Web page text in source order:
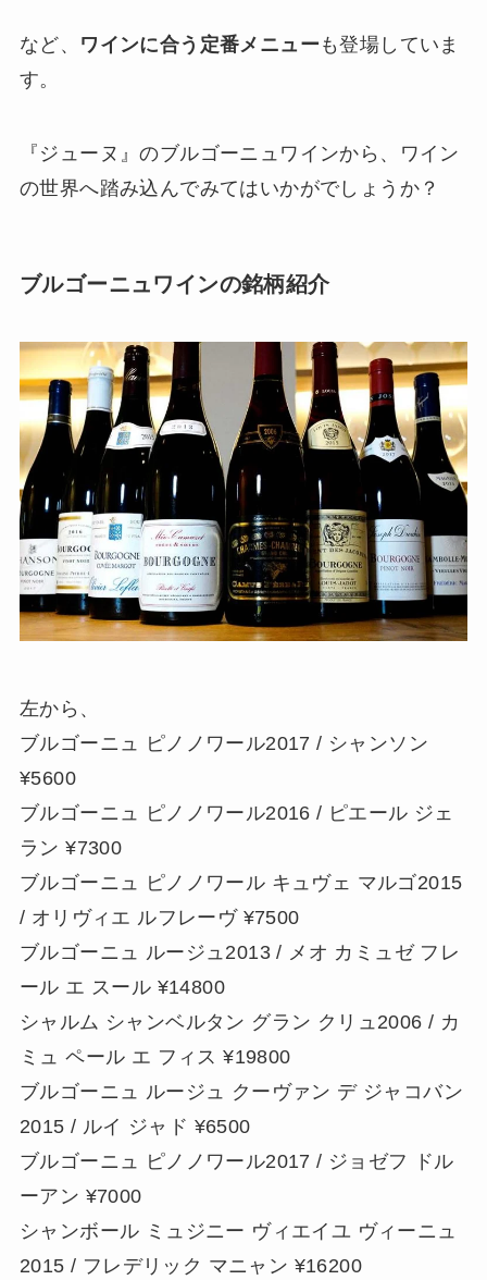
など、 ワインに合う定番メニュー も登場していま
す。
『ジューヌ』のブルゴーニュワインから、ワイン
の世界へ踏み込んでみてはいかがでしょうか？
ブルゴーニュワインの銘柄紹介
左から、
ブルゴーニュ ピノノワール2017 / シャンソン
¥5600
ブルゴーニュ ピノノワール2016 / ピエール ジェ
ラン ¥7300
ブルゴーニュ ピノノワール キュヴェ マルゴ2015
/ オリヴィエ ルフレーヴ ¥7500
ブルゴーニュ ルージュ2013 / メオ カミュゼ フレ
ール エ スール ¥14800
シャルム シャンベルタン グラン クリュ2006 / カ
ミュ ペール エ フィス ¥19800
ブルゴーニュ ルージュ クーヴァン デ ジャコバン
2015 / ルイ ジャド ¥6500
ブルゴーニュ ピノノワール2017 / ジョゼフ ドル
ーアン ¥7000
シャンボール ミュジニー ヴィエイユ ヴィーニュ
2015 / フレデリック マニャン ¥16200